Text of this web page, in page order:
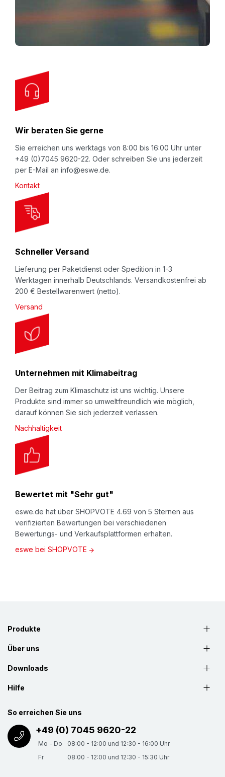
o
O
u
r
e
w
s
e
t
e
r
Wir beraten Sie gerne
Sie erreichen uns werktags von 8:00 bis 16:00 Uhr unter
+49 (0)7045 9620-22. Oder schreiben Sie uns jederzeit
per E-Mail an info@eswe.de.
Kontakt
Schneller Versand
Lieferung per Paketdienst oder Spedition in 1-3
Werktagen innerhalb Deutschlands. Versandkostenfrei ab
200 € Bestellwarenwert (netto).
Versand
Unternehmen mit Klimabeitrag
Der Beitrag zum Klimaschutz ist uns wichtig. Unsere
Produkte sind immer so umweltfreundlich wie möglich,
darauf können Sie sich jederzeit verlassen.
Nachhaltigkeit
Bewertet mit "Sehr gut"
eswe.de hat über SHOPVOTE 4.69 von 5 Sternen aus
verifizierten Bewertungen bei verschiedenen
Bewertungs- und Verkaufsplattformen erhalten.
eswe bei SHOPVOTE
Produkte
Über uns
Downloads
Hilfe
So erreichen Sie uns
+49 (0) 7045 9620-22
Mo - Do
08:00 - 12:00 und 12:30 - 16:00 Uhr
Fr
08:00 - 12:00 und 12:30 - 15:30 Uhr